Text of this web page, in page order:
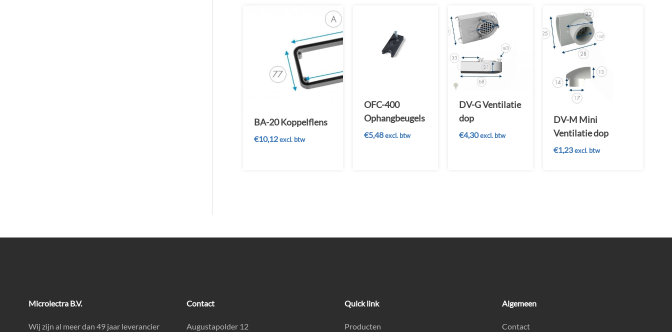
BA-20 Koppelflens
€10,12 excl. btw
OFC-400
Ophangbeugels
€5,48 excl. btw
DV-G Ventilatie
dop
€4,30 excl. btw
DV-M Mini
Ventilatie dop
€1,23excl. btw
Microlectra B.V.
Wij zijn al meer dan 49 jaar leverancier
Contact
Augustapolder 12
Quick link
Producten
Algemeen
Contact